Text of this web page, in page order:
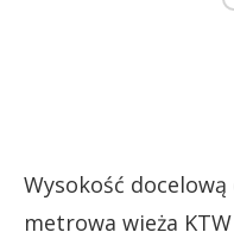
Wysokość docelową
metrowa wieża